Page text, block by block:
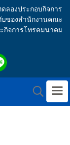
ลองประกอบกิจการ
บของสำนักงานคณะ
กิจการโทรคมนาคม